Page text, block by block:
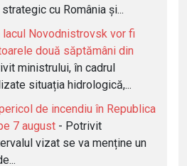
cu România și...
Novodnistrovsk vor fi
două săptămâni din
ministrului, în cadrul
situația hidrologică,...
de incendiu în Republica
7 august - Potrivit
vizat se va menține un